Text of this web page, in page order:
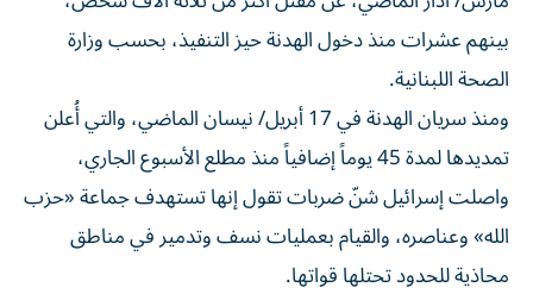
بينهم عشرات منذ دخول الهدنة حيز التنفيذ، بحسب وزارة
الصحة اللبنانية.
ومنذ سريان الهدنة في 17 أبريل/ نيسان الماضي، والتي أُعلن
تمديدها لمدة 45 يوماً إضافياً منذ مطلع الأسبوع الجاري،
واصلت إسرائيل شنّ ضربات تقول إنها تستهدف جماعة «حزب
الله» وعناصره، والقيام بعمليات نسف وتدمير في مناطق
محاذية للحدود تحتلها قواتها.